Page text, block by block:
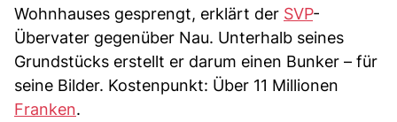
Wohnhauses gesprengt, erklärt der SVP-
Übervater gegenüber Nau. Unterhalb seines
Grundstücks erstellt er darum einen Bunker – für
seine Bilder. Kostenpunkt: Über 11 Millionen
Franken.